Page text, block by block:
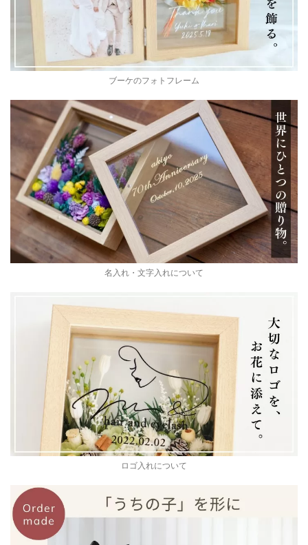
ブーケのフォトフレーム
名入れ・文字入れについて
ロゴ入れについて